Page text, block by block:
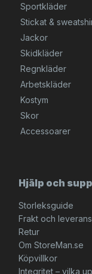
Sportkläder
Stickat &
Jackor
Skidkläder
Regnkläder
Arbetskläder
Kostym
Skor
Accessoarer
Hjälp och
Storleksguide
Frakt och leverans
Retur
Om StoreMan.se
Köpvillkor
Integritet – vilka